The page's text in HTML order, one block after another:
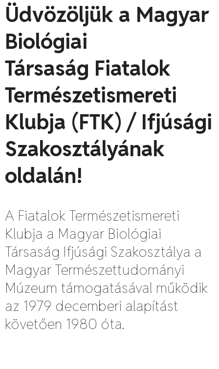
Üdvözöljük a Magyar
Biológiai
Társaság Fiatalok
Természetismereti
Klubja (FTK) / Ifjúsági
Szakosztályának
oldalán!
A Fiatalok Természetismereti
Klubja a Magyar Biológiai
Társaság Ifjúsági Szakosztálya a
Magyar Természettudományi
Múzeum támogatásával működik
az 1979 decemberi alapítást
követően 1980 óta.